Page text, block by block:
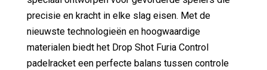
precisie en kracht in elke slag eisen. Met de
nieuwste technologieën en hoogwaardige
materialen biedt het Drop Shot Furia Control
padelracket een perfecte balans tussen controle